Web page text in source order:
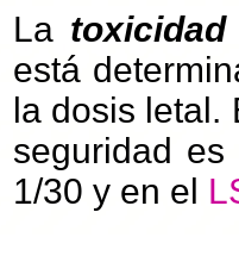
La toxicidad
está
la dosis letal.
seguridad
1/30 y en el